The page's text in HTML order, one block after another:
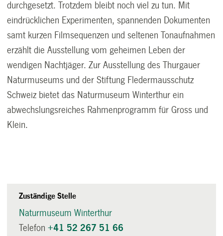
durchgesetzt. Trotzdem bleibt noch viel zu tun. Mit
eindrücklichen Experimenten, spannenden Dokumenten
samt kurzen Filmsequenzen und seltenen Tonaufnahmen
erzählt die Ausstellung vom geheimen Leben der
wendigen Nachtjäger. Zur Ausstellung des Thurgauer
Naturmuseums und der Stiftung Fledermausschutz
Schweiz bietet das Naturmuseum Winterthur ein
abwechslungsreiches Rahmenprogramm für Gross und
Klein.
Zuständige Stelle
Naturmuseum Winterthur
Telefon+41 52 267 51 66